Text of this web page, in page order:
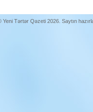
Yeni Tərtər Qəzeti 2026. Saytın